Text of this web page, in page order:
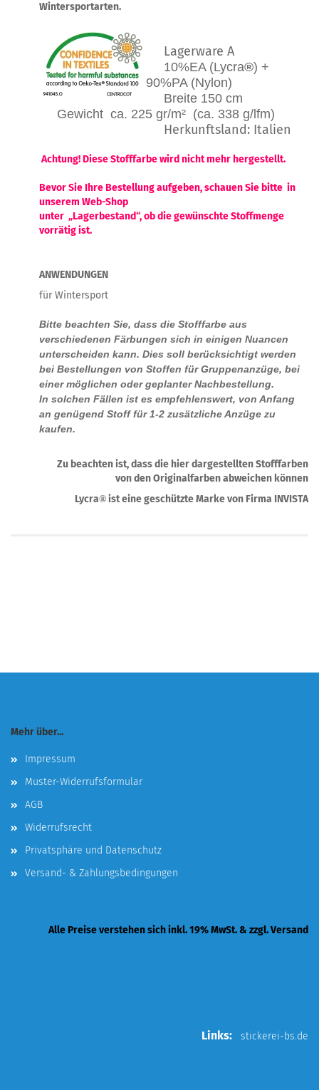
Wintersportarten.
Lagerware A
10%EA (Lycra®) +
90%PA (Nylon)
Breite 150 cm
Gewicht ca. 225 gr/m² (ca. 338 g/lfm)
Herkunftsland: Italien
Achtung! Diese Stofffarbe wird nicht mehr hergestellt.
Bevor Sie Ihre Bestellung aufgeben, schauen Sie bitte in
unserem Web-Shop
unter „Lagerbestand“, ob die gewünschte Stoffmenge
vorrätig ist.
ANWENDUNGEN
für Wintersport
Bitte beachten Sie, dass die Stofffarbe aus
verschiedenen Färbungen sich in einigen Nuancen
unterscheiden kann. Dies soll berücksichtigt werden
bei Bestellungen von Stoffen für Gruppenanzüge, bei
einer möglichen oder geplanter Nachbestellung.
In solchen Fällen ist es empfehlenswert, von Anfang
an genügend Stoff für 1-2 zusätzliche Anzüge zu
kaufen.
Zu beachten ist, dass die hier dargestellten Stofffarben
von den Originalfarben abweichen können
Lycra® ist eine geschützte Marke von Firma INVISTA
Mehr über...
Impressum
Muster-Widerrufsformular
AGB
Widerrufsrecht
Privatsphäre und Datenschutz
Versand- & Zahlungsbedingungen
Alle Preise verstehen sich inkl. 19% MwSt. & zzgl. Versand
Links: stickerei-bs.de